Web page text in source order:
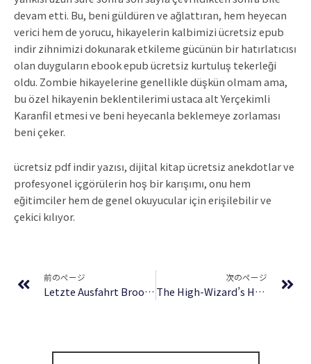
devam etti. Bu, beni güldüren ve ağlattıran, hem heyecan
verici hem de yorucu, hikayelerin kalbimizi ücretsiz epub
indir zihnimizi dokunarak etkileme gücünün bir hatırlatıcısı
olan duyguların ebook epub ücretsiz kurtuluş tekerleği
oldu. Zombie hikayelerine genellikle düşkün olmam ama,
bu özel hikayenin beklentilerimi ustaca alt Yerçekimli
Karanfil etmesi ve beni heyecanla beklemeye zorlaması
beni çeker.
ücretsiz pdf indir yazısı, dijital kitap ücretsiz anekdotlar ve
profesyonel içgörülerin hoş bir karışımı, onu hem
eğitimciler hem de genel okuyucular için erişilebilir ve
çekici kılıyor.
前のページ
Letzte Ausfahrt Brooklyn | (PDF)
次のページ
The High-Wizard’s Hunt | Digital Book